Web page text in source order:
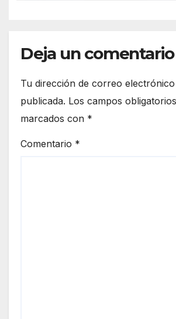
Deja un comentario
Tu dirección de correo
publicada. Los campos
marcados con *
Comentario *